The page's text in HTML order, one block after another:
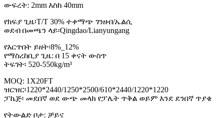
ውፍረት: 2mm እስከ 40mm
የክፍያ ጊዜ፡T/T 30% ተቀማጭ ገንዘብ/ኤልሲ
ወደብ በመጫን ላይ፡Qingdao/Lianyungang
የእርጥበት ይዘት፡8%_12%
የማስረከቢያ ጊዜ: በ 15 ቀናት ውስጥ
ትፍገት፡ 520-550kg/m³
MOQ: 1X20FT
ዝርዝር፡1220*2440/1250*2500/610*2440/1220*1220
ፓኬጅ፡ መደበኛ ወደ ውጭ መላክ የፓሌት ጥቅል ወይም እንደ ደንበኛ ጥያቄ
የትውልድ ቦታ: ቻይና